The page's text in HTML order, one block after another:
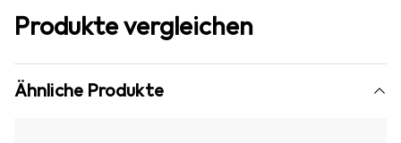
Produkte vergleichen
Ähnliche Produkte